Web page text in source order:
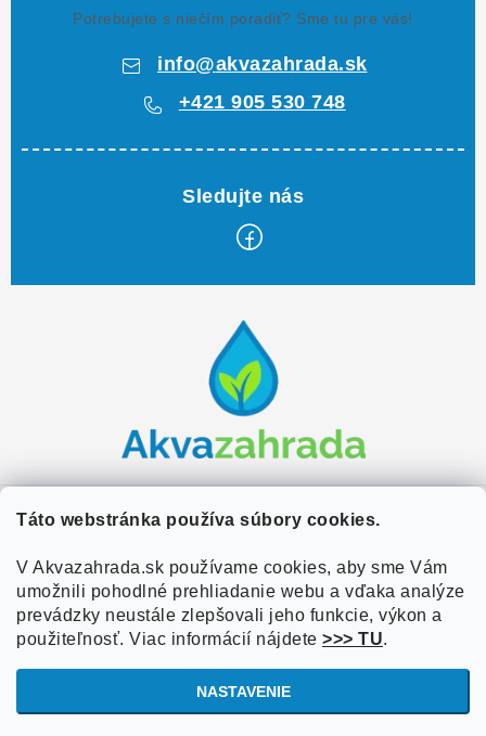
Táto webstránka používa súbory cookies.
V Akvazahrada.sk používame cookies, aby sme Vám
umožnili pohodlné prehliadanie webu a vďaka analýze
prevádzky neustále zlepšovali jeho funkcie, výkon a
použiteľnosť. Viac informácií nájdete >>> TU.
NASTAVENIE
Potrebujete s niečím poradiť? Sme tu pre vás!
info@akvazahrada.sk
+421 905 530 748
e
Zákaznícky servis
Doprava a platba
Obchodné podmienky
Ochrana osobných údajov
Užitočné informácie
O nás
Referencie
Overené zákazníkmi